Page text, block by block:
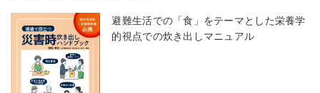
避難生活での「食」をテーマとした栄養学
的視点での炊き出しマニュアル